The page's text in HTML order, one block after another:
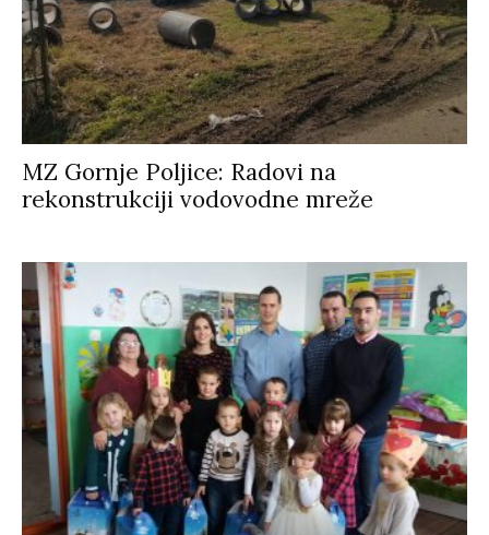
MZ Gornje Poljice: Radovi na
rekonstrukciji vodovodne mreže